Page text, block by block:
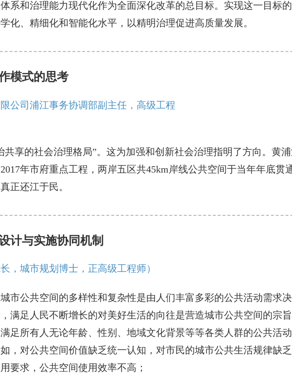
系和治理能力现代化作为全面深化改革的总目标。实现这一目标
化、精细化和智能化水平，以精明治理促进高质量发展。
模式的思考
公司浦江事务协调部副主任，高级工程
享的社会治理格局”。这为加强和创新社会治理指明了方向。黄
年市府重点工程，两岸五区共45km岸线公共空间于当年年底贯
正还江于民。
计与实施协同机制
，城市规划博士，正高级工程师）
市公共空间的多样性和复杂性是由人们丰富多彩的公共活动需求
满足人民不断增长的对美好生活的向往是营造城市公共空间的宗
足所有人无论年龄、性别、地域文化背景等等各类人群的公共活
，对公共空间价值缺乏统一认知，对市民的城市公共生活规律缺
要求，公共空间使用效率不高；